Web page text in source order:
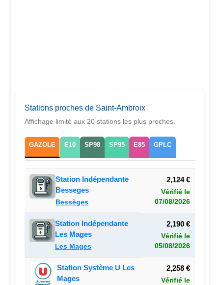
Stations proches de Saint-Ambroix
Affichage limité aux 20 stations les plus proches.
GAZOLE E10 SP98 SP95 E85 GPLC
Station Indépendante
Besseges
Bessèges
2,124 €
Vérifié le
07/08/2026
Station Indépendante
Les Mages
Les Mages
2,190 €
Vérifié le
05/08/2026
Station Système U Les
Mages
2,258 €
Vérifié le